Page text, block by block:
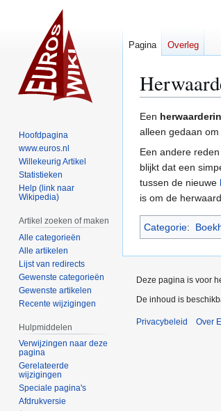
Naar
navigatie
springen
Naar
zoeken
springen
Een
alleen gedaan
Een andere
blijkt dat een
tussen de nieuwe
is om de
Categorie:
Pagina Overleg
Hoofdpagina
www.euros.nl
Willekeurig Artikel
Statistieken
Help (link naar
Wikipedia)
Artikel zoeken of maken
Alle categorieën
Alle artikelen
Lijst van redirects
Gewenste categorieën
Gewenste artikelen
Recente wijzigingen
Hulpmiddelen
Verwijzingen naar deze
pagina
Gerelateerde
wijzigingen
Speciale pagina's
Afdrukversie
Deze pagina is voor
De inhoud is
Privacybeleid Over